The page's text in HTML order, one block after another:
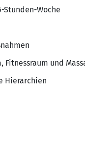
Stunden-Woche
und
Hierarchien